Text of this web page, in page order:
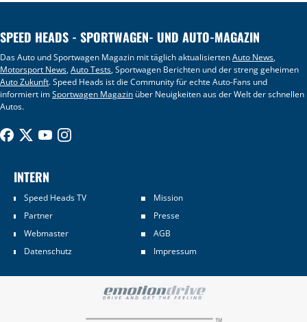
SPEED HEADS - SPORTWAGEN- UND AUTO-MAGAZIN
Das Auto und Sportwagen Magazin mit täglich aktualisiertenAuto News,
Motorsport News,Auto Tests, Sportwagen Berichten und der streng geheimen
Auto Zukunft. Speed Heads ist die Community für echte Auto-Fans und
informiert imSportwagen Magazin über Neuigkeiten aus der Welt der schnellen
Autos.
INTERN
Speed Heads TV
Mission
Partner
Presse
Webmaster
AGB
Datenschutz
Impressum